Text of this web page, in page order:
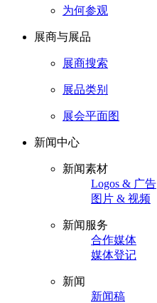
为何参观
展商与展品
展商搜索
展品类别
展会平面图
新闻中心
新闻素材
Logos & 广告
图片 & 视频
新闻服务
合作媒体
媒体登记
新闻
新闻稿